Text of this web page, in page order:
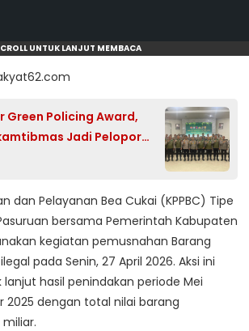
UNTUK LANJUT MEMBACA
Green Policing Award,
Jadi Pelopor
dan Pelayanan Bea Cukai (KPPBC) Tipe
bersama Pemerintah Kabupaten
kegiatan pemusnahan Barang
pada Senin, 27 April 2026. Aksi ini
hasil penindakan periode Mei
2025 dengan total nilai barang